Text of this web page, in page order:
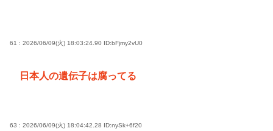
61 : 2026/06/09(火) 18:03:24.90 ID:bFjmy2vU0
日本人の遺伝子は腐ってる
63 : 2026/06/09(火) 18:04:42.28 ID:nySk+6f20